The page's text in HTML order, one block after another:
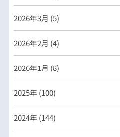
2026年3月 (5)
2026年2月 (4)
2026年1月 (8)
2025年 (100)
2024年 (144)